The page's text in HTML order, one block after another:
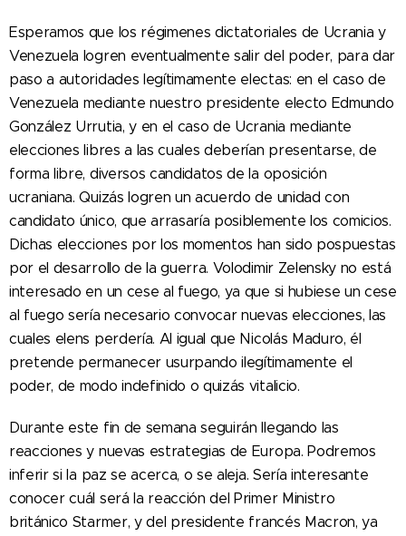
Esperamos que los régimenes dictatoriales de Ucrania y
Venezuela logren eventualmente salir del poder, para dar
paso a autoridades legítimamente electas: en el caso de
Venezuela mediante nuestro presidente electo Edmundo
González Urrutia, y en el caso de Ucrania mediante
elecciones libres a las cuales deberían presentarse, de
forma libre, diversos candidatos de la oposición
ucraniana. Quizás logren un acuerdo de unidad con
candidato único, que arrasaría posiblemente los comicios.
Dichas elecciones por los momentos han sido pospuestas
por el desarrollo de la guerra. Volodimir Zelensky no está
interesado en un cese al fuego, ya que si hubiese un cese
al fuego sería necesario convocar nuevas elecciones, las
cuales elens perdería. Al igual que Nicolás Maduro, él
pretende permanecer usurpando ilegítimamente el
poder, de modo indefinido o quizás vitalicio.
Durante este fin de semana seguirán llegando las
reacciones y nuevas estrategias de Europa. Podremos
inferir si la paz se acerca, o se aleja. Sería interesante
conocer cuál será la reacción del Primer Ministro
británico Starmer, y del presidente francés Macron, ya